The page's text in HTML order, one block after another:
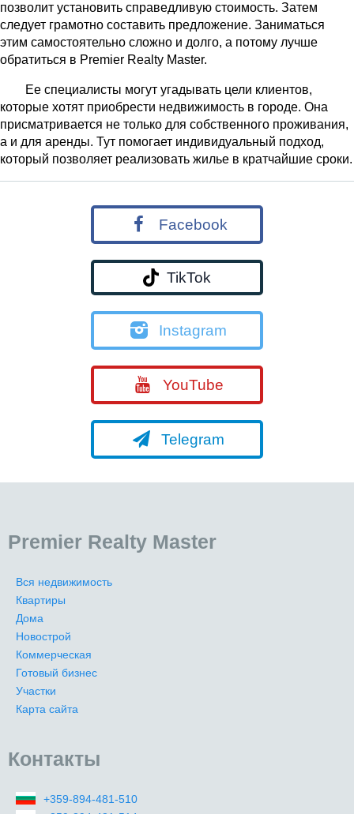
позволит установить справедливую стоимость. Затем
следует грамотно составить предложение. Заниматься
этим самостоятельно сложно и долго, а потому лучше
обратиться в Premier Realty Master.
Ее специалисты могут угадывать цели клиентов,
которые хотят приобрести недвижимость в городе. Она
присматривается не только для собственного проживания,
а и для аренды. Тут помогает индивидуальный подход,
который позволяет реализовать жилье в кратчайшие сроки.
Facebook
TikTok
Instagram
YouTube
Telegram
Premier Realty Master
Вся недвижимость
Квартиры
Дома
Новострой
Коммерческая
Готовый бизнес
Участки
Карта сайта
Контакты
+359-894-481-510